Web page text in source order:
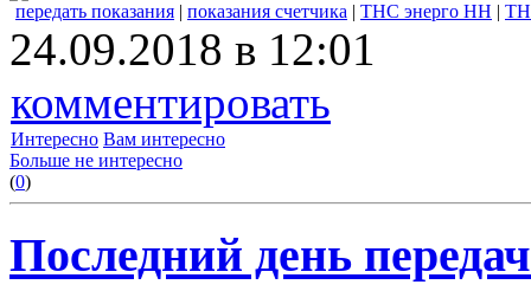
передать показания | показания счетчика | ТНС энерго НН |
24.09.2018 в 12:01
комментировать
Интересно Вам интересно
Больше не интересно
(0)
Последний день